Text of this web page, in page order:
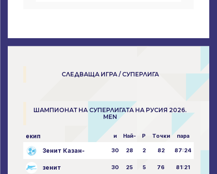
СЛЕДВАЩА ИГРА / СУПЕРЛИГА
ШАМПИОНАТ НА СУПЕРЛИГАТА НА РУСИЯ 2026.
MEN
екип и Най- P Точки пара
Зенит Казан- 30 28 2 82 87:24
зенит 30 25 5 76 81:21